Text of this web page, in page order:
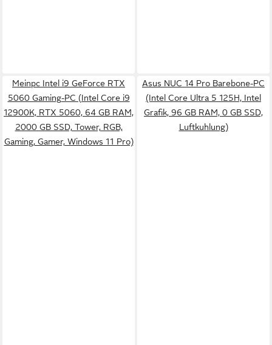
Meinpc Intel i9 GeForce RTX
5060 Gaming-PC (Intel Core i9
12900K, RTX 5060, 64 GB RAM,
2000 GB SSD, Tower, RGB,
Gaming, Gamer, Windows 11 Pro)
Asus NUC 14 Pro Barebone-PC
(Intel Core Ultra 5 125H, Intel
Grafik, 96 GB RAM, 0 GB SSD,
Luftkuhlung)